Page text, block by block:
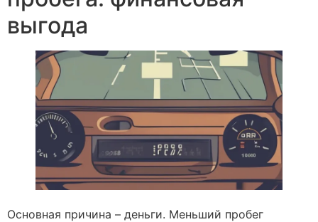
выгода
Основная причина – деньги. Меньший пробег